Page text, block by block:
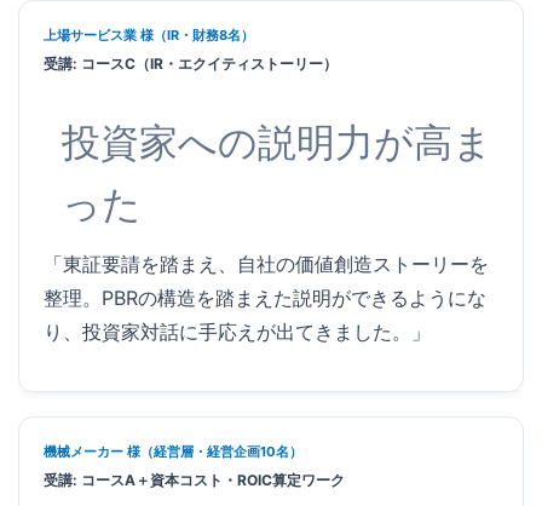
上場サービス業 様（IR・財務8名）
受講: コースC（IR・エクイティストーリー）
投資家への説明力が高ま
った
「東証要請を踏まえ、自社の価値創造ストーリーを
整理。PBRの構造を踏まえた説明ができるようにな
り、投資家対話に手応えが出てきました。」
機械メーカー 様（経営層・経営企画10名）
受講: コースA＋資本コスト・ROIC算定ワーク